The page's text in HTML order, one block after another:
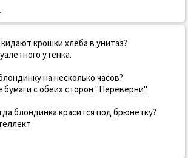
крошки хлеба в унитаз?
утенка.
на несколько часов?
бумаги с обеих стоpон "Пеpевеpни".
блондинка красится под брюнетку?